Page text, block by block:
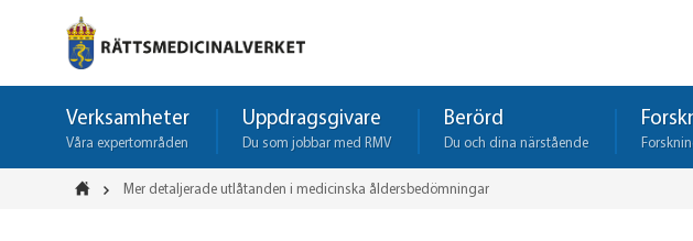
Verksamheter
Våra expertområden
Uppdragsgivare
Du som jobbar med RMV
Berörd
Du och dina närstående
Mer detaljerade utlåtanden i medicinska åldersbedömningar